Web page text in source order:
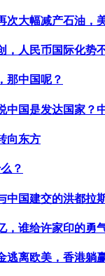
次大幅减产石油，
人民币国际化势
那中国呢？
中国是发达国家？
向东方
？
中国建交的洪都拉
，谁给许家印的勇
逃离欧美，香港躺